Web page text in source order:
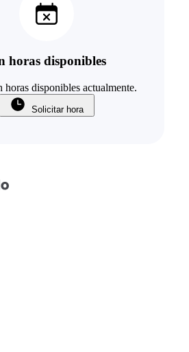
horas disponibles
horas disponibles actualmente.
Solicitar hora